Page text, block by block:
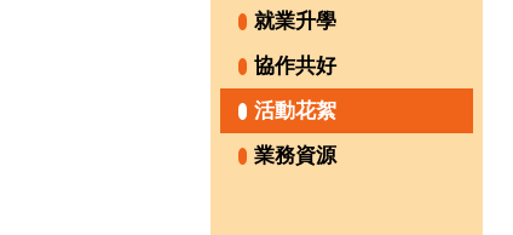
就業升學
協作共好
活動花絮
業務資源